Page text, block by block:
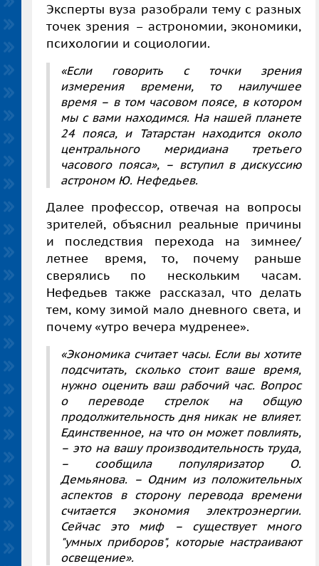
Эксперты вуза разобрали тему с разных
точек зрения – астрономии, экономики,
психологии и социологии.
«Если говорить с точки зрения
измерения времени, то наилучшее
время – в том часовом поясе, в котором
мы с вами находимся. На нашей планете
24 пояса, и Татарстан находится около
центрального меридиана третьего
часового пояса», – вступил в дискуссию
астроном Ю. Нефедьев.
Далее профессор, отвечая на вопросы
зрителей, объяснил реальные причины
и последствия перехода на зимнее/
летнее время, то, почему раньше
сверялись по нескольким часам.
Нефедьев также рассказал, что делать
тем, кому зимой мало дневного света, и
почему «утро вечера мудренее».
«Экономика считает часы. Если вы хотите
подсчитать, сколько стоит ваше время,
нужно оценить ваш рабочий час. Вопрос
о переводе стрелок на общую
продолжительность дня никак не влияет.
Единственное, на что он может повлиять,
– это на вашу производительность труда,
– сообщила популяризатор О.
Демьянова. – Одним из положительных
аспектов в сторону перевода времени
считается экономия электроэнергии.
Сейчас это миф – существует много
"умных приборов", которые настраивают
освещение».